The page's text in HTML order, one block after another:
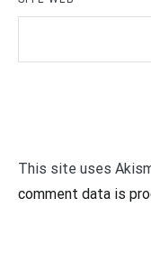
This site uses
comment data is